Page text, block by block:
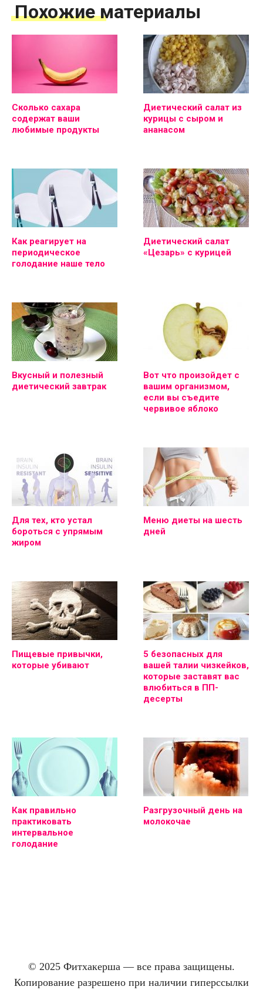
Похожие материалы
Сколько сахара
содержат ваши
любимые продукты
Диетический салат из
курицы с сыром и
ананасом
Как реагирует на
периодическое
голодание наше тело
Диетический салат
«Цезарь» с курицей
Вкусный и полезный
диетический завтрак
Вот что произойдет с
вашим организмом,
если вы съедите
червивое яблоко
Для тех, кто устал
бороться с упрямым
жиром
Меню диеты на шесть
дней
Пищевые привычки,
которые убивают
5 безопасных для
вашей талии чизкейков,
которые заставят вас
влюбиться в ПП-
десерты
Как правильно
практиковать
интервальное
голодание
Разгрузочный день на
молокочае
© 2025 Фитхакерша — все права защищены.
Копирование разрешено при наличии гиперссылки